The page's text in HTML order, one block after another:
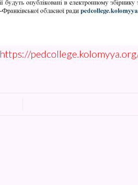
https://